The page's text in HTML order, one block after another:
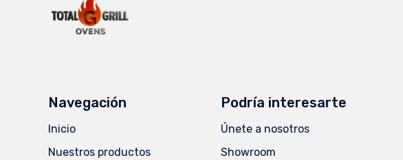
Navegación
Inicio
Nuestros productos
Podría interesarte
Únete a nosotros
Showroom